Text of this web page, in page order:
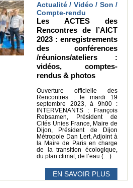
Actualité / Vidéo / Son /
Compte-rendu
Les ACTES des
Rencontres de l’AICT
2023 : enregistrements
des conférences
/réunions/ateliers :
vidéos, comptes-
rendus & photos
Ouverture officielle des
Rencontres : le mardi 19
septembre 2023, à 9h00 :
INTERVENANTS : François
Rebsamen, Président de
Cités Unies France, Maire de
Dijon, Président de Dijon
Métropole Dan Lert, Adjoint à
la Maire de Paris en charge
de la transition écologique,
du plan climat, de l’eau (…)
EN SAVOIR PLUS